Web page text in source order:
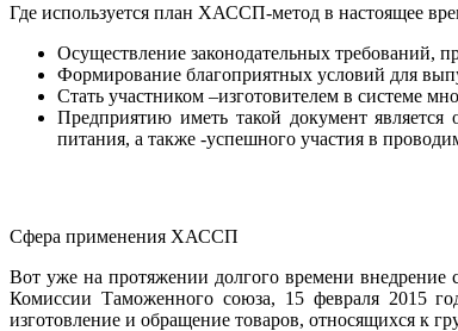
Где используется план ХАССП-метод в настоящее
Осуществление законодательных требований,
Формирование благоприятных условий для
Стать участником –изготовителем в системе
Предприятию иметь такой документ является
питания, а также -успешного участия в
Сфера применения ХАССП
Вот уже на протяжении долгого времени
Комиссии Таможенного союза, 15 февраля 2015
изготовление и обращение товаров, относящихся к